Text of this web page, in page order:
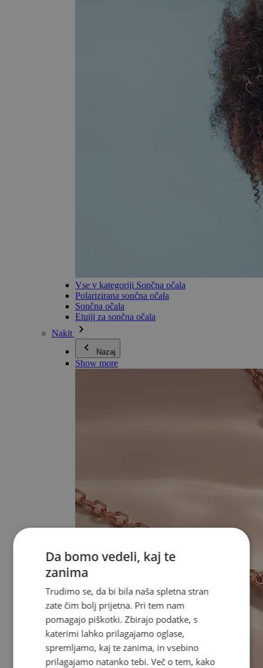
Vse v kategoriji Sončna očala
Polarizirana sončna očala
Sončna očala
Etuiji za sončna očala
Nakit
Nazaj
Show more
Da bomo vedeli, kaj te
zanima
Trudimo se, da bi bila naša spletna stran
zate čim bolj prijetna. Pri tem nam
pomagajo piškotki. Zbirajo podatke, s
katerimi lahko prilagajamo oglase,
spremljamo, kaj te zanima, in vsebino
prilagajamo natanko tebi. Več o tem, kako